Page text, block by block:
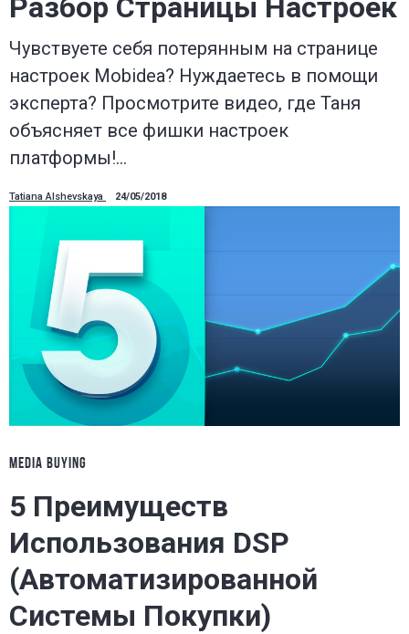
Разбор Страницы Настроек
Чувствуете себя потерянным на странице
настроек Mobidea? Нуждаетесь в помощи
эксперта? Просмотрите видео, где Таня
объясняет все фишки настроек
платформы!…
Tatiana Alshevskaya 24/05/2018
MEDIA BUYING
5 Преимуществ
Использования DSP
(Автоматизированной
Системы Покупки)